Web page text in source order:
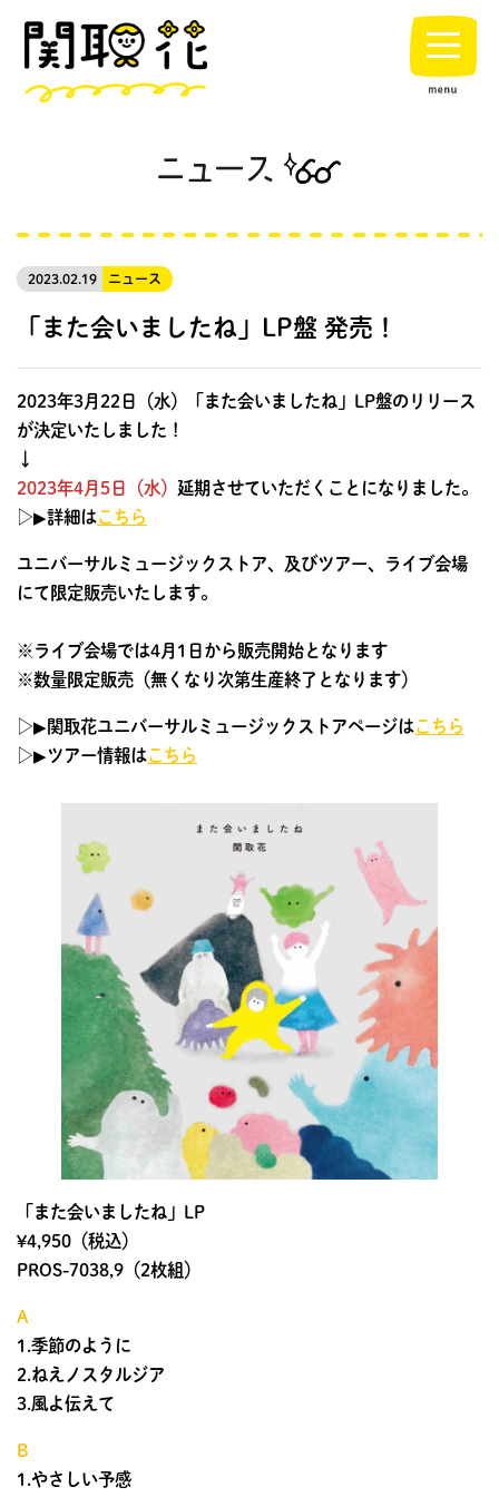
2023.02.19 ニュース
「また会いましたね」LP盤 発売！
2023年3月22日（水）「また会いましたね」LP盤のリリース
が決定いたしました！
↓
2023年4月5日（水） 延期させていただくことになりました。
▷▶︎詳細はこちら
ユニバーサルミュージックストア、及びツアー、ライブ会場
にて限定販売いたします。
※ライブ会場では4月1日から販売開始となります
※数量限定販売（無くなり次第生産終了となります）
▷▶︎関取花ユニバーサルミュージックストアページはこちら
▷▶︎ツアー情報はこちら
「また会いましたね」LP
¥4,950（税込）
PROS-7038,9（2枚組）
A
1.季節のように
2.ねえノスタルジア
3.風よ伝えて
B
1.やさしい予感